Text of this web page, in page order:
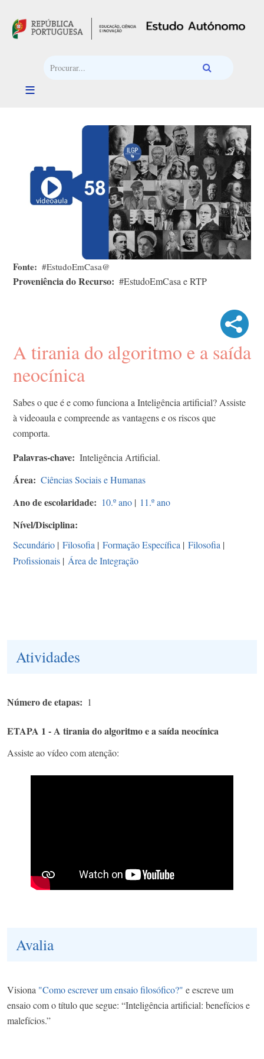
Fonte #EstudoEmCasa@
Proveniência do Recurso #EstudoEmCasa e RTP
A tirania do algoritmo e a saída
neocínica
Sabes o que é e como funciona a Inteligência artificial? Assiste
à videoaula e compreende as vantagens e os riscos que
comporta.
Palavras-chave Inteligência Artificial.
Área Ciências Sociais e Humanas
Ano de escolaridade 10.º ano | 11.º ano
Nível/Disciplina
Secundário | Filosofia | Formação Específica | Filosofia |
Profissionais | Área de Integração
Atividades
Número de etapas 1
ETAPA 1 - A tirania do algoritmo e a saída neocínica
Assiste ao vídeo com atenção:
Avalia
Visiona "Como escrever um ensaio filosófico?" e escreve um
ensaio com o título que segue: “Inteligência artificial: benefícios e
malefícios.”